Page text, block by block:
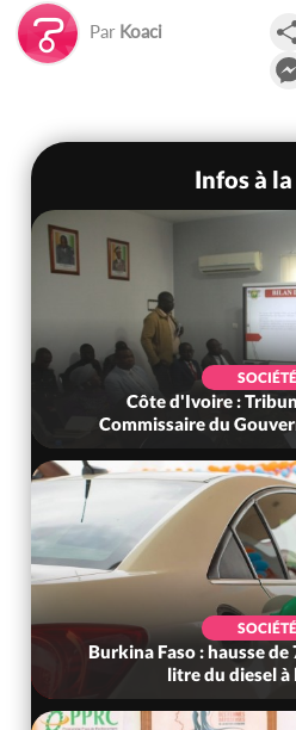
Par Koaci
Infos à
SOCIÉTÉ
Côte d'Ivoire :
Commissaire du
SOCIÉTÉ
Burkina Faso : hausse de
litre du diesel à